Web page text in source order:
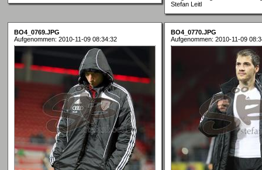
Stefan Leitl
BO4_0769.JPG
Aufgenommen: 2010-11-09 08:34:32
BO4_0770.JPG
Aufgenommen: 2010-11-09